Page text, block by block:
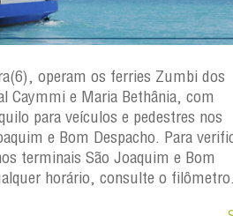
operam os ferries Zumbi dos
Caymmi e Maria Bethânia, com
para veículos e pedestres nos
e Bom Despacho. Para
terminais São Joaquim e Bom
horário, consulte o